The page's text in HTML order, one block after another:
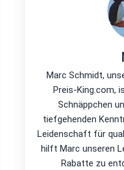
Marc Schmidt,
Preis-King.com,
Schnäppchen
tiefgehenden
Leidenschaft für
hilft Marc unseren
Rabatte zu